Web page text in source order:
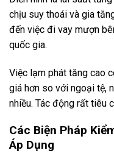
chịu suy thoái và gia
đến việc đi vay mượn
quốc gia.
Việc lạm phát tăng cao
giá hơn so với ngoại tệ,
nhiều. Tác động rất tiêu
Các Biện Pháp
Áp Dụng